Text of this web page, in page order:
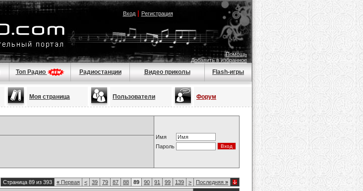
Вход| Регистрация
Помощь
Добавить в избранное
Топ Радио Радиостанции Видео приколы Flash-игры
Моя страница Пользователи Форум
Имя
Пароль
Страница 89 из 393 « Первая < 39 79 87 88 89 90 91 99 139 > Последняя »